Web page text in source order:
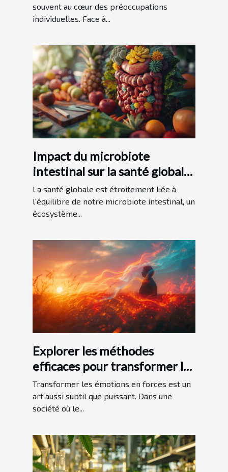
souvent au cœur des préoccupations
individuelles. Face à...
Impact du microbiote
intestinal sur la santé globale
Conseils pour un ventre
heureux
La santé globale est étroitement liée à
l'équilibre de notre microbiote intestinal, un
écosystème...
Explorer les méthodes
efficaces pour transformer les
émotions en forces
Transformer les émotions en forces est un
art aussi subtil que puissant. Dans une
société où le...